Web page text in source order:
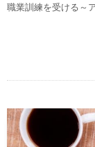
職業訓練を受ける～